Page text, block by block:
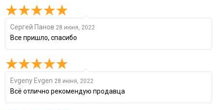
Сергей Панов 28 июня, 2022
Все пришло, спасибо
Evgeny Evgen 28 июня, 2022
Всё отлично рекомендую продавца